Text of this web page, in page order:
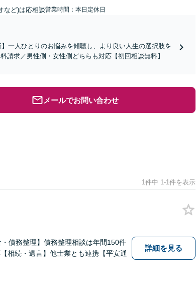
など)は応相談営業時間：本日定休日
一人ひとりのお悩みを傾聴し、より良い人生の選択肢を
請求／男性側・女性側どちらも対応【初回相談無料】
メールでお問い合わせ
1件中 1-1件を表示
債務整理】債務整理相談は年間150件
相続・遺言】他士業とも連携【平安通
詳細を見る